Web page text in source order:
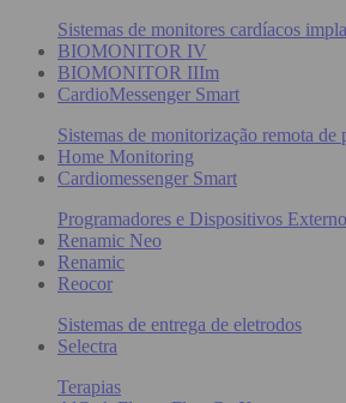
Sistemas de monitores cardíacos
BIOMONITOR IV
BIOMONITOR IIIm
CardioMessenger Smart
Sistemas de monitorização remota de
Home Monitoring
Cardiomessenger Smart
Programadores e Dispositivos
Renamic Neo
Renamic
Reocor
Sistemas de entrega de eletrodos
Selectra
Terapias